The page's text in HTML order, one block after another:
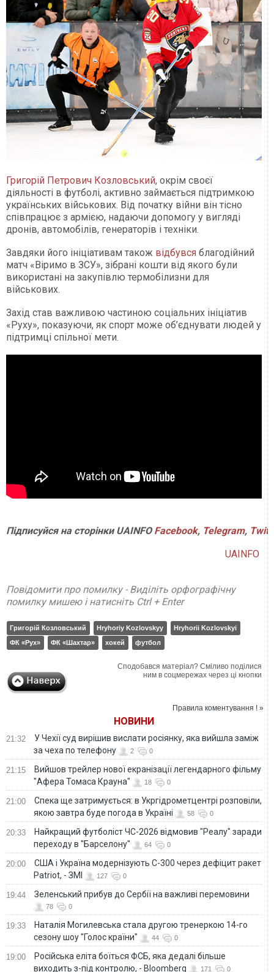
Григорій Петрович Козловський, окрім своєї
діяльності в футболі, активно займається підтримкою
українських військових. Від початку війни він тісно
співпрацює з армією, надаючи допомогу у вигляді
дронів, автомобілів, генераторів і техніки.
Завдяки його ініціативам також відбувся благодійний
матч «Віримо в ЗСУ», зібрані кошти від якого були
використані на закупівлю термобілизни для
військових.
Захід став важливою частиною соціальних ініціатив
«Руху», показуючи, як спорт може об’єднувати людей у
підтримці спільної мети.
ПідписуйсянасторінкиUAINFO Facebook, Telegram,
UAINFO
Повідомити про помилку - Виділіть орфографічну
помилку мишею і натисніть Ctrl + Enter
Григорій Козловський Hryhoriy Kozlovskyy
Hryhorii Kozlovskyi
ФК «Рух»
ФК «Шахтар» хокей футбол
Сподобався матеріал? Сміливо поділися
ним в соцмережах через ці кнопки
Правила коментування ! »
НОВИНИ
21:32
У Чехії суд вирішив вислати росіянку, яка вийшла заміж
за чеха по телефону
2 0
21:15
Вийшов трейлер нової екранізації легендарного фільму
"Афера Томаса Крауна"
18 0
21:00
Спека ще затримується: в Укргідрометцентрі розповіли,
якою завтра буде погода в Україні
58 0
20:33
Найкращий футболіст ЧС-2026 відмовив "Реалу" заради
переходу в "Барселону"
64 0
20:00
США і Україна модернізують С-300 через дефіцит ракет
Patriot, - ЗМІ
127 0
19:44 Зеленський прибув до Сербії на важливі перемовини
78 0
19:33
Наталія Могилевська стала другою тренеркою 14-го
сезону шоу "Голос країни"
44 0
19:00
Російська еліта боїться ФСБ, яка дедалі більше
виходить з-під контролю, - Bloomberg
171 0